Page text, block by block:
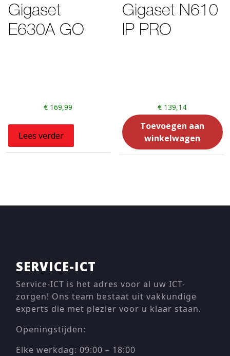
Gigaset
E630A GO
€ 169,99
Lees verder
Gigaset N610
IP PRO
€139,14
Toevoegen aan
winkelwagen
SERVICE-ICT
Service-ICT is het adres voor al uw ICT-
zorgen! Ons team bestaat uit vakkundige
experts die met plezier voor u klaar staan.
Openingstijden:
Elke werkdag: 09:00 – 18:00